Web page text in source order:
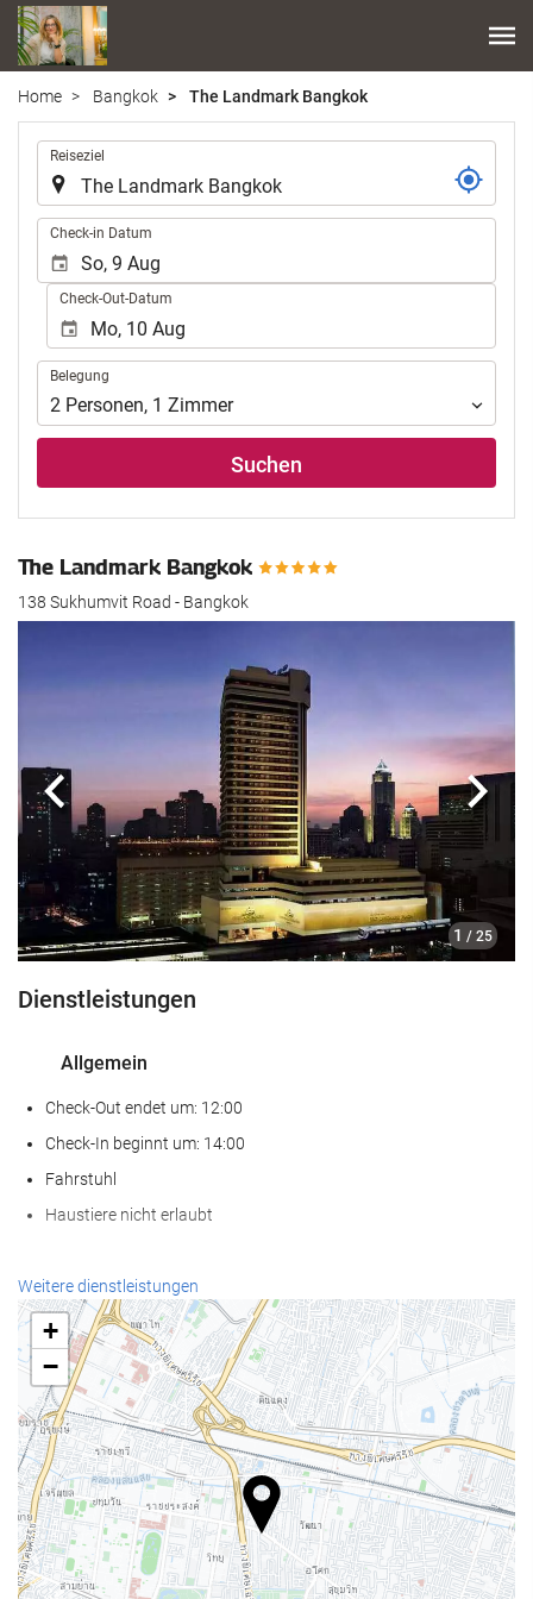
Home Bangkok The Landmark Bangkok
Reiseziel
Check-in Datum
Check-Out-Datum
Belegung
Belegung
2 Personen, 1 Zimmer
Suchen
The Landmark Bangkok
138 Sukhumvit Road - Bangkok
1 / 25
Zurück
Dienstleistungen
Allgemein
Check-Out endet um: 12:00
Check-In beginnt um: 14:00
Fahrstuhl
Haustiere nicht erlaubt
Wellness
Spa
Dampfbad/Türkisches Bad
Sauna
Fitnessraum
Nahrungsmittel und Getränke
À-la-carte-Restaurant
Bar
Weitere dienstleistungen
+
−